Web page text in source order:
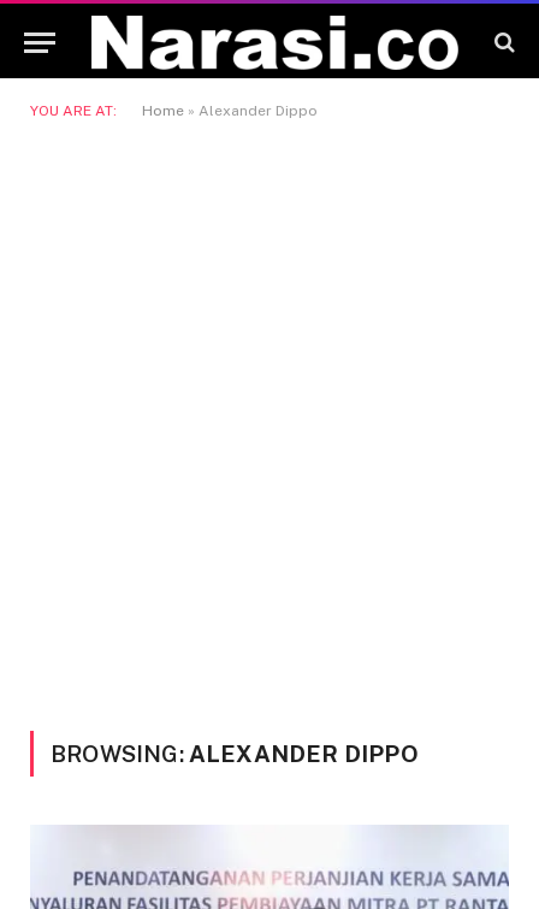
YOU ARE AT: Home » Alexander Dippo
BROWSING: ALEXANDER DIPPO